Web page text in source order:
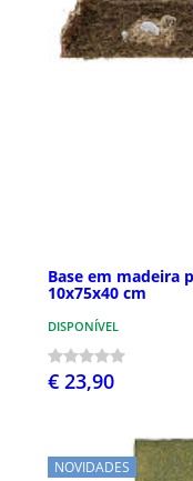
Base em madeira
10x75x40 cm
DISPONÍVEL
€ 23,90
NOVIDADES